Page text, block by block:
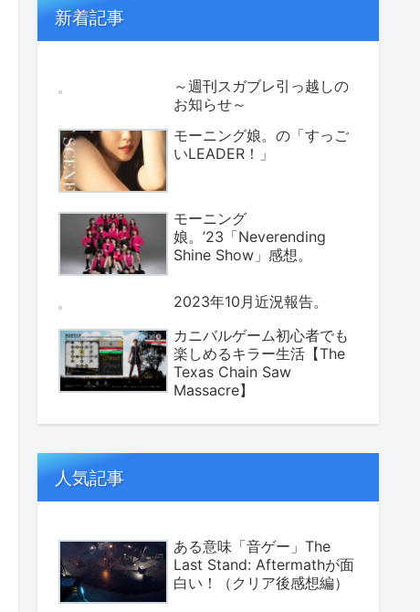
新着記事
～週刊スガブレ引っ越しの
お知らせ～
モーニング娘。の「すっご
いLEADER！」
モーニング
娘。’23「Neverending
Shine Show」感想。
2023年10月近況報告。
カニバルゲーム初心者でも
楽しめるキラー生活【The
Texas Chain Saw
Massacre】
人気記事
ある意味「音ゲー」The
Last Stand: Aftermathが面
白い！（クリア後感想編）